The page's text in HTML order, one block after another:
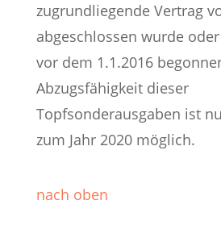
zugrundliegende Vertrag
abgeschlossen wurde
vor dem 1.1.2016
Abzugsfähigkeit dieser
Topfsonderausgaben ist
zum Jahr 2020 möglich.
nach oben